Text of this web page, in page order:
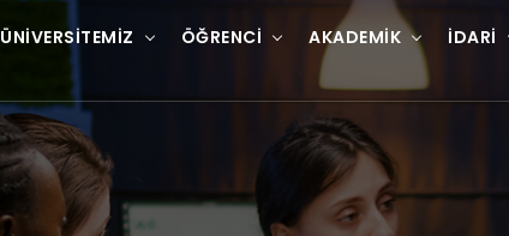
ÜNIVERSITEMIZ ÖĞRENCI AKADEMIK İDARI